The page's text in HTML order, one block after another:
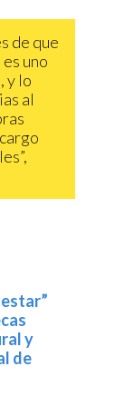
de que
uno
y lo
al
y
de